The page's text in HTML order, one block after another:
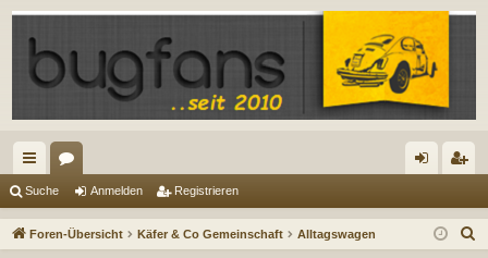
ch
ne en m ist
Suche Anmelden Registrieren
Foren-Übersicht Käfer & Co Gemeinschaft Alltagswagen